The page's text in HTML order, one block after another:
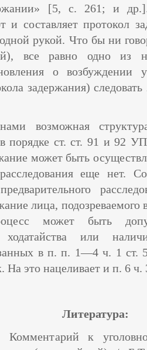
[5, с. 261; и
и составляет протокол
рукой. Что бы ни
все равно одно из
о возбуждении
задержания)
возможная
порядке ст. ст. 91 и 92
может быть
еще нет.
лица,
может быть
ходатайства или
в п. п. 1—4 ч. 1
На это нацеливает и п. 6
Литература:
к